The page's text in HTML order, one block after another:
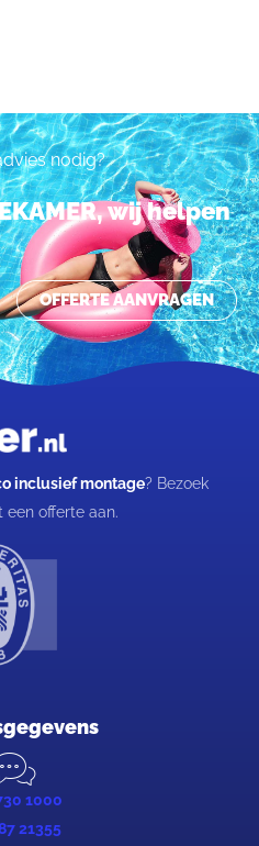
nodig?
wij helpen
OFFERTE AANVRAGEN
inclusief montage? Bezoek
offerte aan.
1000
21355